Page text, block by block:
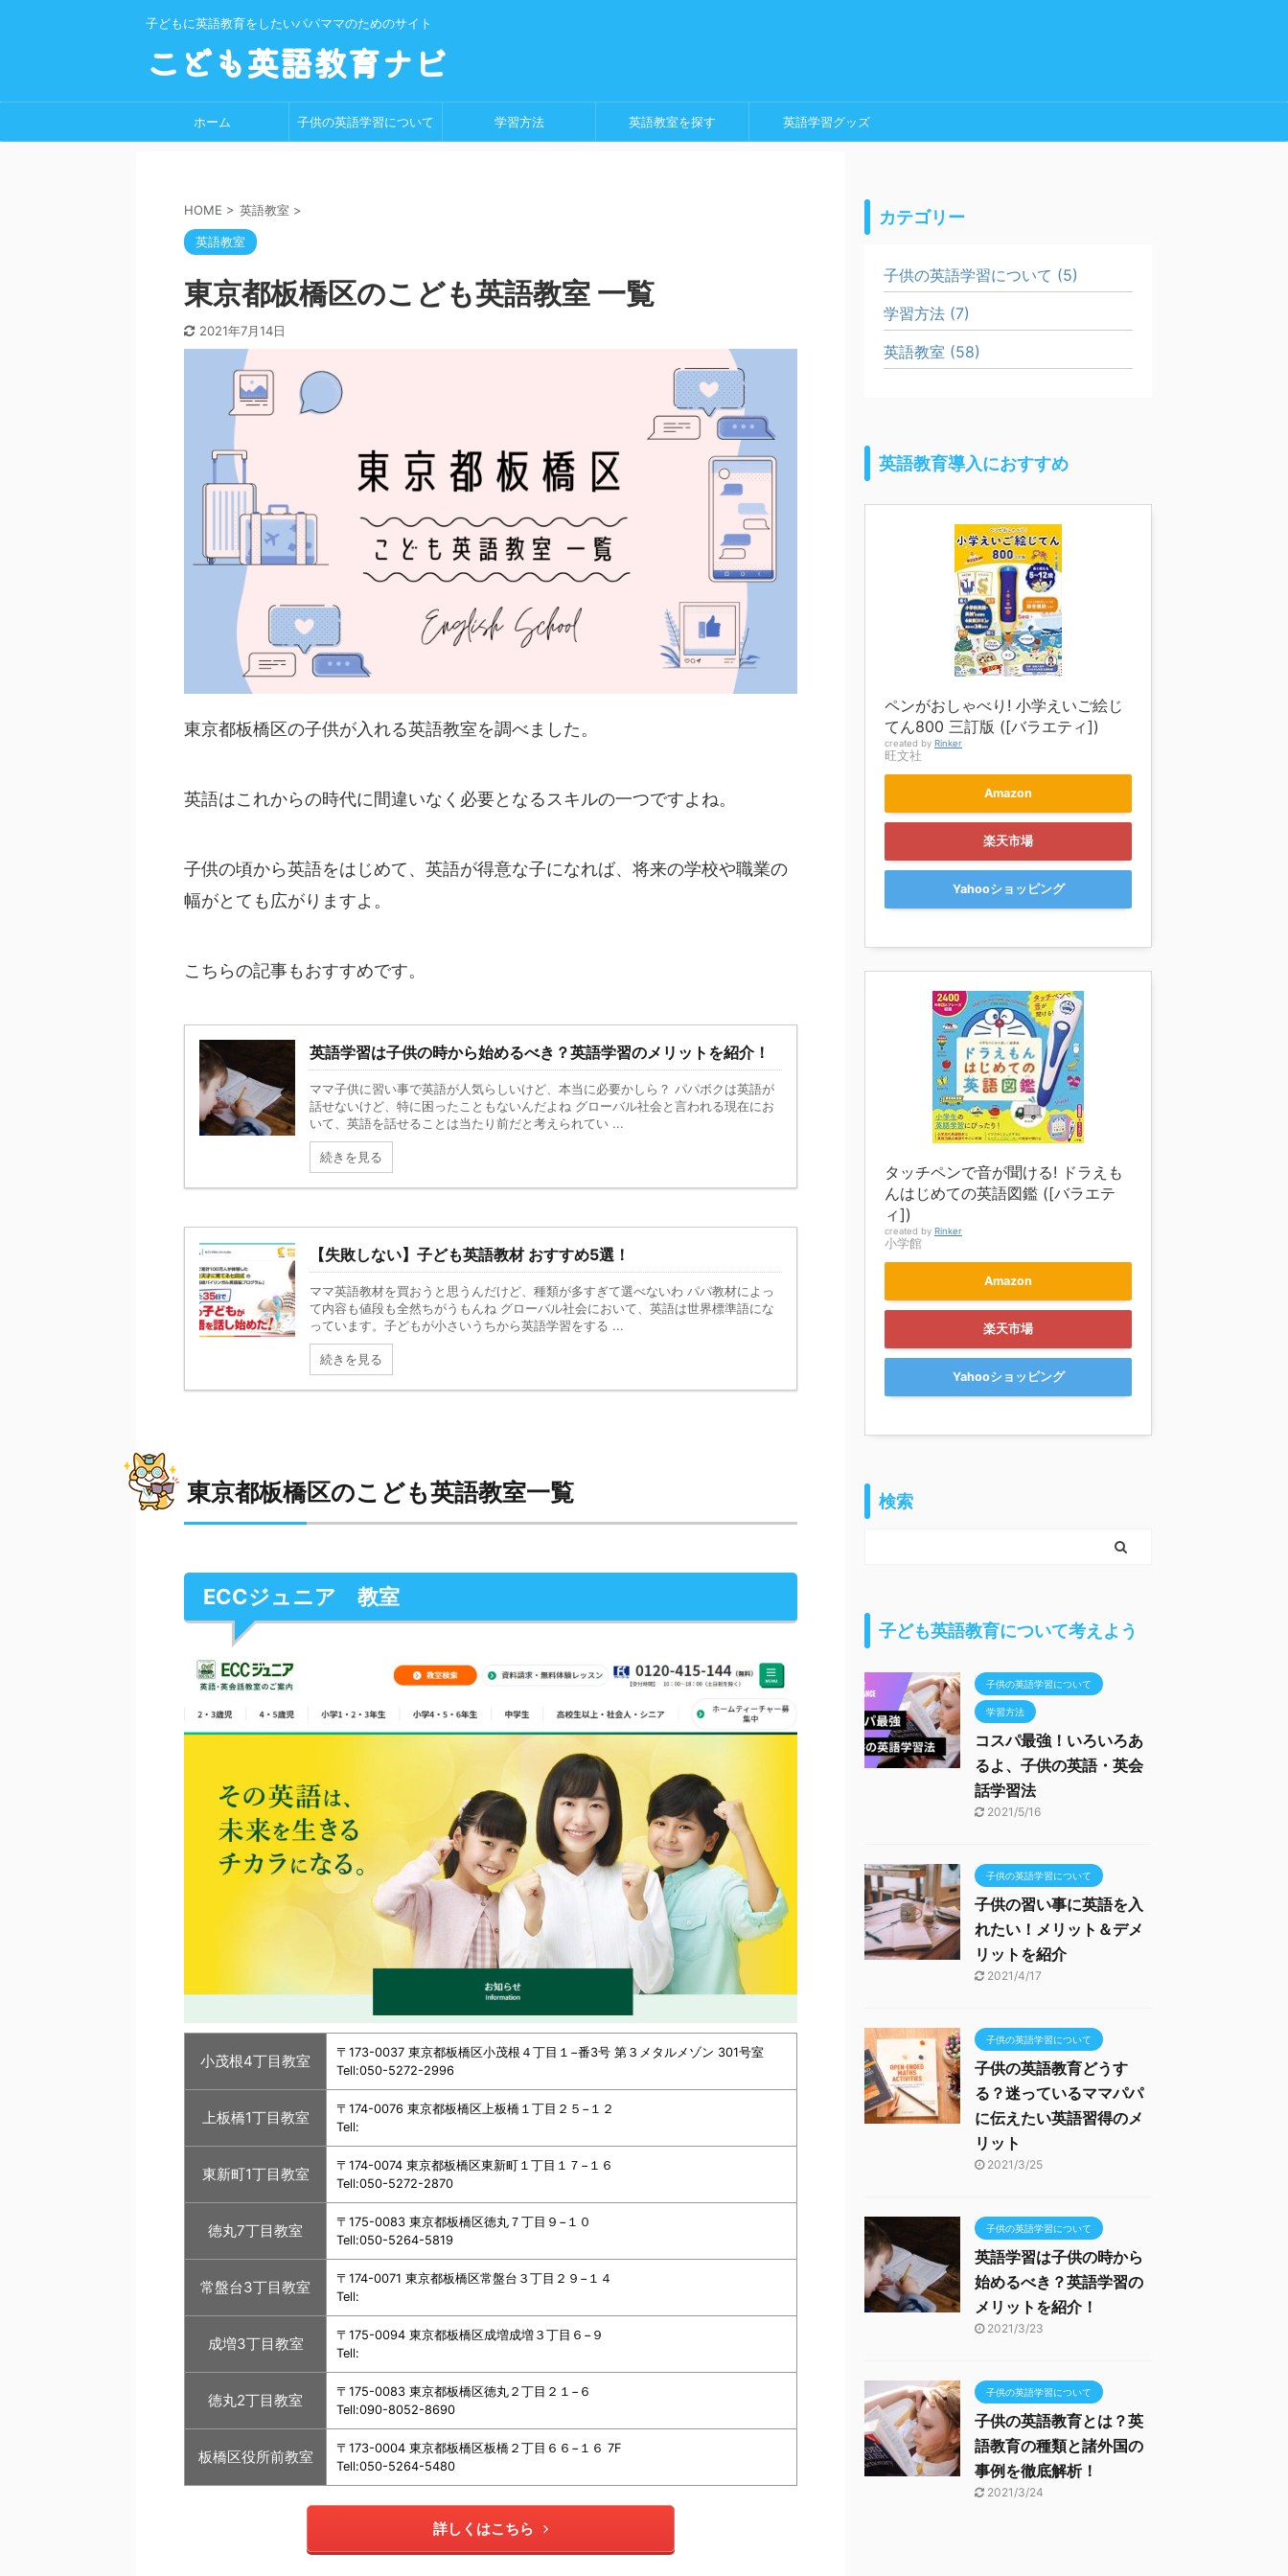
子どもに英語教育をしたいパパママのためのサイト
こども英語教育ナビ
ホーム 子供の英語学習について 学習方法 英語教室を探す 英語学習グッズ
HOME > 英語教室 >
英語教室
東京都板橋区のこども英語教室 一覧
2021年7月14日
東京都板橋区の子供が入れる英語教室を調べました。
英語はこれからの時代に間違いなく必要となるスキルの一つですよね。
子供の頃から英語をはじめて、英語が得意な子になれば、将来の学校や職業の
幅がとても広がりますよ。
こちらの記事もおすすめです。
英語学習は子供の時から始めるべき？英語学習のメリットを紹介！
ママ子供に習い事で英語が人気らしいけど、本当に必要かしら？ パパボクは英語が
話せないけど、特に困ったこともないんだよね グローバル社会と言われる現在にお
いて、英語を話せることは当たり前だと考えられてい ...
続きを見る
【失敗しない】子ども英語教材 おすすめ5選！
ママ英語教材を買おうと思うんだけど、種類が多すぎて選べないわ パパ教材によっ
て内容も値段も全然ちがうもんね グローバル社会において、英語は世界標準語にな
っています。子どもが小さいうちから英語学習をする ...
続きを見る
東京都板橋区のこども英語教室一覧
ECCジュニア 教室
小茂根4丁目教室
〒173-0037 東京都板橋区小茂根４丁目１−番3号 第３メタルメゾン 301号室
Tell:050-5272-2996
上板橋1丁目教室
〒174-0076 東京都板橋区上板橋１丁目２５−１２
Tell:
東新町1丁目教室
〒174-0074 東京都板橋区東新町１丁目１７−１６
Tell:050-5272-2870
徳丸7丁目教室
〒175-0083 東京都板橋区徳丸７丁目９−１０
Tell:050-5264-5819
常盤台3丁目教室
〒174-0071 東京都板橋区常盤台３丁目２９−１４
Tell:
成増3丁目教室
〒175-0094 東京都板橋区成増成増３丁目６−９
Tell:
徳丸2丁目教室
〒175-0083 東京都板橋区徳丸２丁目２１−６
Tell:090-8052-8690
板橋区役所前教室
〒173-0004 東京都板橋区板橋２丁目６６−１６ 7F
Tell:050-5264-5480
詳しくはこちら
カテゴリー
子供の英語学習について (5)
学習方法 (7)
英語教室 (58)
英語教育導入におすすめ
ペンがおしゃべり! 小学えいご絵じ
てん800 三訂版 ([バラエティ])
created by Rinker
旺文社
Amazon
楽天市場
Yahooショッピング
タッチペンで音が聞ける! ドラえも
んはじめての英語図鑑 ([バラエテ
ィ])
created by Rinker
小学館
Amazon
楽天市場
Yahooショッピング
検索
子ども英語教育について考えよう
子供の英語学習について
学習方法
コスパ最強！いろいろあ
るよ、子供の英語・英会
話学習法
2021/5/16
子供の英語学習について
子供の習い事に英語を入
れたい！メリット＆デメ
リットを紹介
2021/4/17
子供の英語学習について
子供の英語教育どうす
る？迷っているママパパ
に伝えたい英語習得のメ
リット
2021/3/25
子供の英語学習について
英語学習は子供の時から
始めるべき？英語学習の
メリットを紹介！
2021/3/23
子供の英語学習について
子供の英語教育とは？英
語教育の種類と諸外国の
事例を徹底解析！
2021/3/24